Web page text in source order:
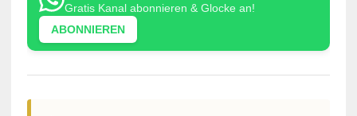
Gratis Kanal abonnieren & Glocke an!
ABONNIEREN